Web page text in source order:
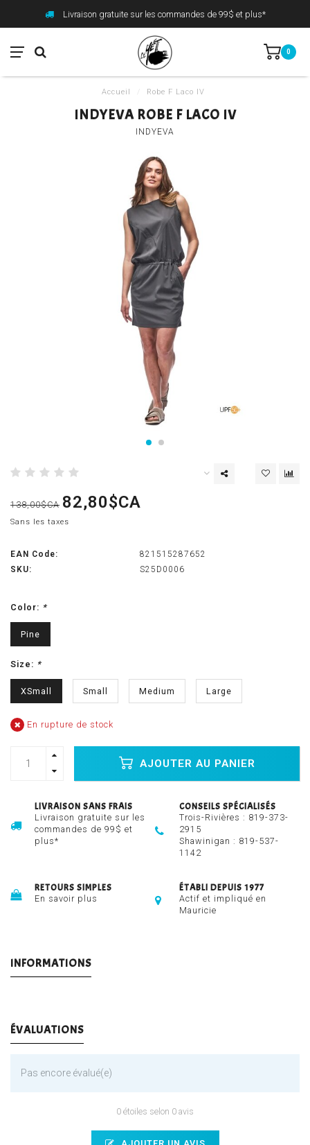
Livraison gratuite sur les commandes de 99$ et plus*
0
Accueil Robe F Laco IV
INDYEVA ROBE F LACO IV
INDYEVA
138,00$CA 82,80$CA
Sans les taxes
EAN Code:
821515287652
SKU:
S25D0006
Color: *
Pine
Size: *
XSmall Small Medium Large
En rupture de stock
AJOUTER AU PANIER
LIVRAISON SANS FRAIS
Livraison gratuite sur les
commandes de 99$ et
plus*
CONSEILS SPÉCIALISÉS
Trois-Rivières : 819-373-
2915
Shawinigan : 819-537-
1142
RETOURS SIMPLES
En savoir plus
ÉTABLI DEPUIS 1977
Actif et impliqué en
Mauricie
INFORMATIONS
ÉVALUATIONS
Pas encore évalué(e)
0 étoiles selon 0 avis